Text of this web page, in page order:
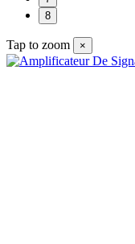
8
Tap to zoom ×